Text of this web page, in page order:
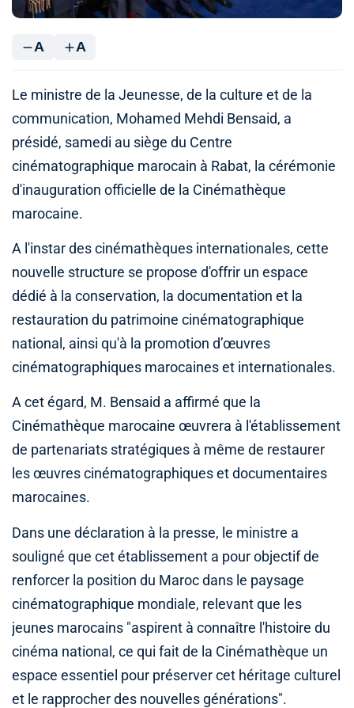
A A
Le ministre de la Jeunesse, de la culture et de la
communication, Mohamed Mehdi Bensaid, a
présidé, samedi au siège du Centre
cinématographique marocain à Rabat, la cérémonie
d'inauguration officielle de la Cinémathèque
marocaine.
A l'instar des cinémathèques internationales, cette
nouvelle structure se propose d'offrir un espace
dédié à la conservation, la documentation et la
restauration du patrimoine cinématographique
national, ainsi qu'à la promotion d’œuvres
cinématographiques marocaines et internationales.
A cet égard, M. Bensaid a affirmé que la
Cinémathèque marocaine œuvrera à l'établissement
de partenariats stratégiques à même de restaurer
les œuvres cinématographiques et documentaires
marocaines.
Dans une déclaration à la presse, le ministre a
souligné que cet établissement a pour objectif de
renforcer la position du Maroc dans le paysage
cinématographique mondiale, relevant que les
jeunes marocains "aspirent à connaître l'histoire du
cinéma national, ce qui fait de la Cinémathèque un
espace essentiel pour préserver cet héritage culturel
et le rapprocher des nouvelles générations".